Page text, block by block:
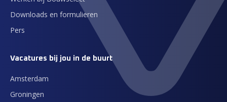
Downloads en formulieren
Pers
Vacatures bij jou in de buurt
Amsterdam
Groningen